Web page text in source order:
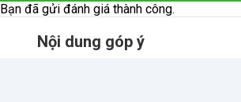
Bạn đã gửi đánh giá thành công.
Nội dung góp ý